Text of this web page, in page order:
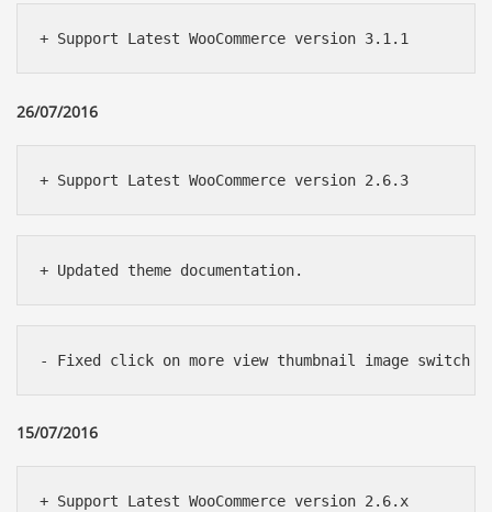
+ Support Latest WooCommerce version 3.1.1
26/07/2016
+ Support Latest WooCommerce version 2.6.3
+ Updated theme documentation.
- Fixed click on more view thumbnail image switch
15/07/2016
+ Support Latest WooCommerce version 2.6.x